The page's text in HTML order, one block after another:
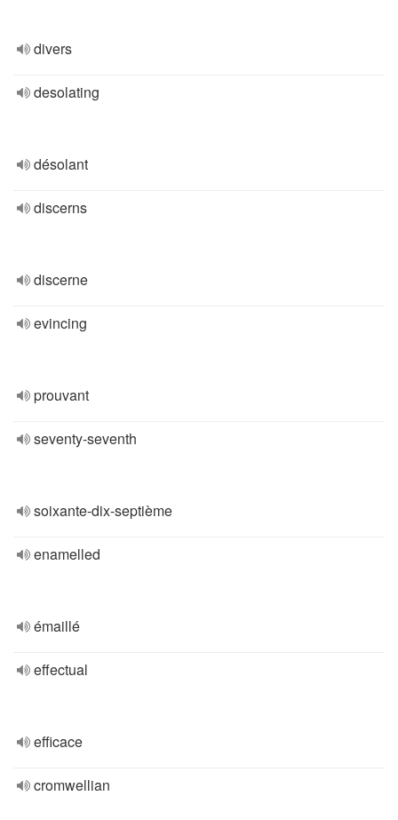
divers
desolating
désolant
discerns
discerne
evincing
prouvant
seventy-seventh
soixante-dix-septième
enamelled
émaillé
effectual
efficace
cromwellian